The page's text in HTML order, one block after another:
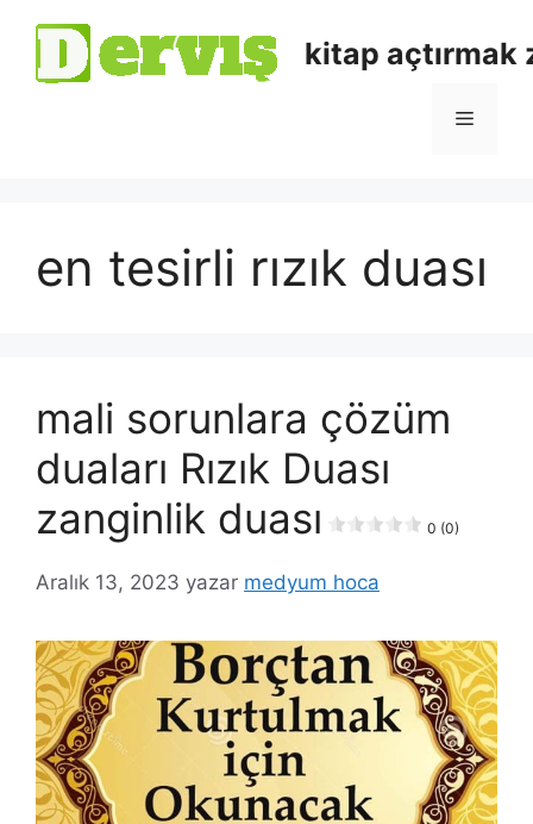
kitap açtırmak
en tesirli rızık duası
mali sorunlara çözüm
duaları Rızık Duası
zanginlik duası
0 (0)
Aralık 13, 2023 yazar medyum hoca